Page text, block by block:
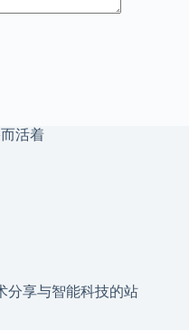
活着
分享与智能科技的站